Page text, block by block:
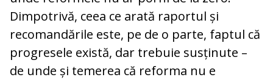
Dimpotrivă, ceea ce arată raportul și
recomandările este, pe de o parte, faptul că
progresele există, dar trebuie susținute –
de unde și temerea că reforma nu e